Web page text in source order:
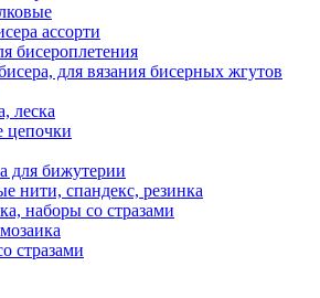
ассорти
бисероплетения
для вязания бисерных жгутов
леска
цепочки
для бижутерии
нити, спандекс, резинка
наборы со стразами
стразами